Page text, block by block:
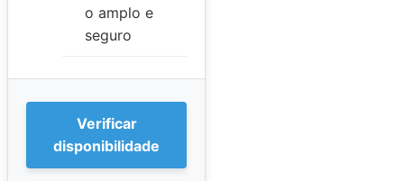
o amplo e
seguro
Verificar
disponibilidade